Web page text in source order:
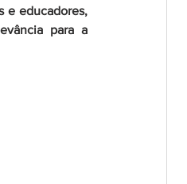
e educadores,
para a